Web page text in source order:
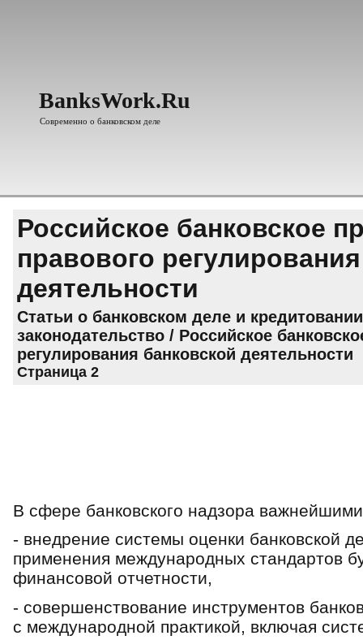
BanksWork.Ru
Современно о банковском деле
Российское банковское
правового
деятельности
Статьи о банковском деле и кредитовании
законодательство / Российское
регулирования банковской деятельности
Страница 2
В сфере банковского надзора
- внедрение системы оценки банковской
применения международных стандартов
финансовой отчетности,
- совершенствование инструментов
с международной практикой, включая